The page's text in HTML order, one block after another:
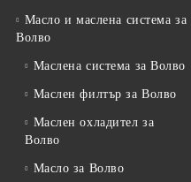
Масло и маслена система за
Волво
Маслена система за Волво
Маслен филтър за Волво
Маслен охладител за
Волво
Масло за Волво